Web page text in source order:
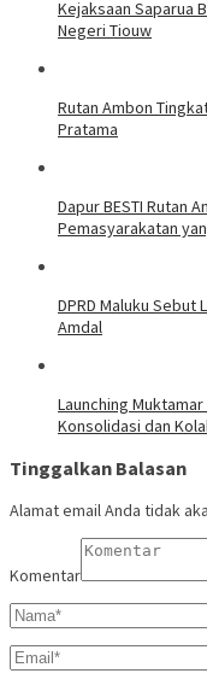
Kejaksaan Saparua
Negeri Tiouw
Rutan Ambon
Pratama
Dapur BESTI Rutan
Pemasyarakatan
DPRD Maluku Sebut
Amdal
Launching
Konsolidasi dan
Tinggalkan Balasan
Alamat email Anda tidak
Komentar